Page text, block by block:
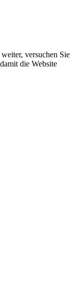
versuchen Sie
die Website